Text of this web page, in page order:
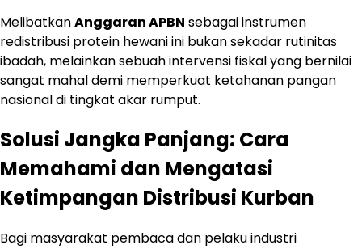
MelibatkanAnggaran APBN sebagai instrumen
redistribusi protein hewani ini bukan sekadar rutinitas
ibadah, melainkan sebuah intervensi fiskal yang bernilai
sangat mahal demi memperkuat ketahanan pangan
nasional di tingkat akar rumput.
Solusi Jangka Panjang: Cara
Memahami dan Mengatasi
Ketimpangan Distribusi Kurban
Bagi masyarakat pembaca dan pelaku industri